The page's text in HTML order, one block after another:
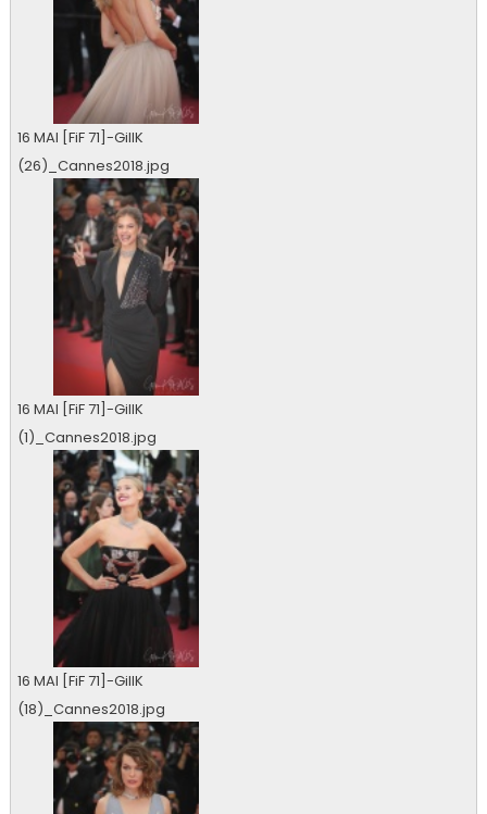
16 MAI [FiF 71]-GillK
(26)_Cannes2018.jpg
16 MAI [FiF 71]-GillK
(1)_Cannes2018.jpg
16 MAI [FiF 71]-GillK
(18)_Cannes2018.jpg